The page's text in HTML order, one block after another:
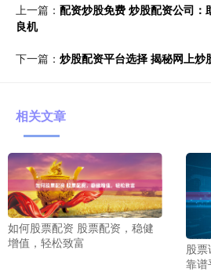
上一篇： 配资炒股免费 炒股配资公司：
良机
下一篇： 炒股配资平台选择 揭秘网上炒
相关文章
如何股票配资 股票配资，稳健
增值，轻松致富
股
靠谱